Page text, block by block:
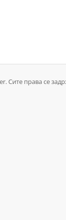
Сите права се